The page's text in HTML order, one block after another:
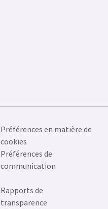
Préférences en matière de
cookies
Préférences de
communication
Rapports de
transparence